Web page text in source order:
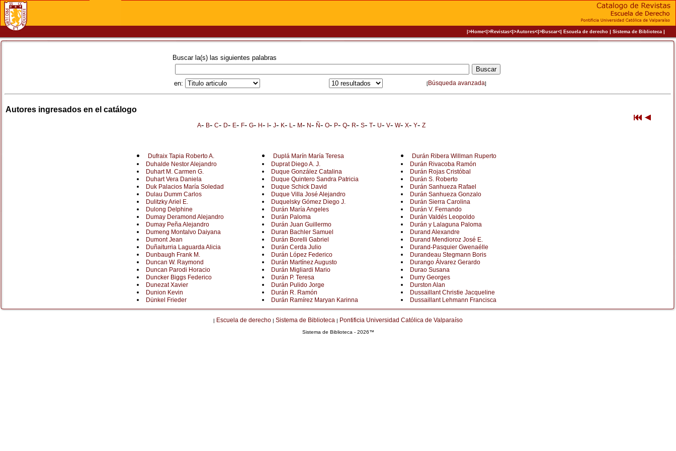
|>Home<|>Revistas<|>Autores<|>Buscar<|Escuela de derecho|Sistema de Biblioteca|
Buscar la(s) las siguientes palabras
en: [Búsqueda avanzada]
Autores ingresados en el catálogo
A- B- C- D- E- F- G- H- - J- K- L- M- N- Ñ- O- P- Q- R- S- T- U- V- W- X- Y- Z
Dufraix Tapia Roberto A.
Duhalde Nestor Alejandro
Duhart M. Carmen G.
Duhart Vera Daniela
Duk Palacios María Soledad
Dulau Dumm Carlos
Dulitzky Ariel E.
Dulong Delphine
Dumay Deramond Alejandro
Dumay Peña Alejandro
Dumeng Montalvo Daiyana
Dumont Jean
Duñaiturria Laguarda Alicia
Dunbaugh Frank M.
Duncan W. Raymond
Duncan Parodi Horacio
Duncker Biggs Federico
Dunezat Xavier
Dunion Kevin
Dünkel Frieder
Duplá Marín María Teresa
Duprat Diego A. J.
Duque González Catalina
Duque Quintero Sandra Patricia
Duque Schick David
Duque Villa José Alejandro
Duquelsky Gómez Diego J.
Durán María Angeles
Durán Paloma
Durán Juan Guillermo
Duran Bachler Samuel
Durán Borelli Gabriel
Durán Cerda Julio
Durán López Federico
Durán Martínez Augusto
Durán Migliardi Mario
Durán P. Teresa
Durán Pulido Jorge
Durán R. Ramón
Durán Ramírez Maryan Karinna
Durán Ribera Willman Ruperto
Durán Rivacoba Ramón
Durán Rojas Cristóbal
Durán S. Roberto
Durán Sanhueza Rafael
Durán Sanhueza Gonzalo
Durán Sierra Carolina
Durán V. Fernando
Durán Valdés Leopoldo
Durán y Lalaguna Paloma
Durand Alexandre
Durand Mendioroz José E.
Durand-Pasquier Gwenaélle
Durandeau Stegmann Boris
Durango Álvarez Gerardo
Durao Susana
Durry Georges
Durston Alan
Dussaillant Christie Jacqueline
Dussaillant Lehmann Francisca
| Escuela de derecho | Sistema de Biblioteca | Pontificia Universidad Católica de Valparaíso
Sistema de Biblioteca - 2026™